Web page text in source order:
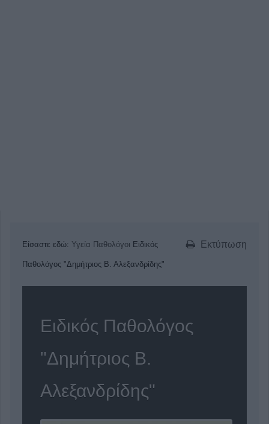
Εκτύπωση
Είσαστε εδώ: Υγεία Παθολόγοι Ειδικός
Παθολόγος "Δημήτριος Β. Αλεξανδρίδης"
Ειδικός Παθολόγος
"Δημήτριος Β.
Αλεξανδρίδης"